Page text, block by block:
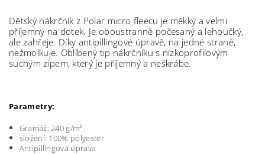
Dětský nákrčník z Polar micro fleecu je měkký a velmi
příjemný na dotek. Je oboustranně počesaný a lehoučký,
ale zahřeje. Díky antipillingové úpravě, na jedné straně,
nežmolkuje. Oblíbený tip nákrčníku s nízkoprofilovým
suchým zipem, který je příjemný a neškrábe.
Parametry:
Gramáž: 240 g/m²
složení: 100% polyester
Antipillingová úprava